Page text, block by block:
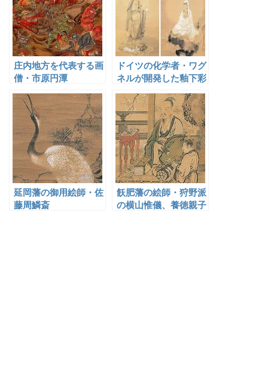
庄内地方を代表する画
僧・市原円潭
ドイツの化学者・ワグ
ネルが開発した釉下彩
陶器「旭焼」の絵付け
をした狩野派の画家・
荒木探令
延岡藩の御用絵師・佐
藤周鱗斎
飫肥藩の絵師・狩野派
の横山惟儀、養徳親子